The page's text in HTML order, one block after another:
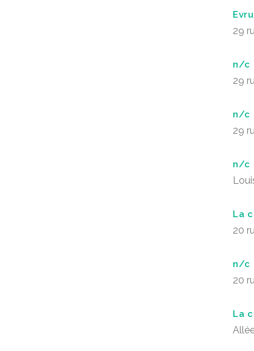
29
n/c
29
n/c
29
n/c
La
20
n/c
20
La